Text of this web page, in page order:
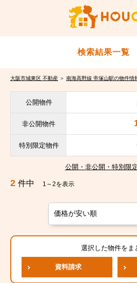
検索結果一覧
大阪市城東区 不動産 ＞ 南海高野線 帝塚山駅の物件情
公開物件
非公開物件
特別限定物件
公開・非公開・特別限
2 件中 1～2を表示
選択した物件をま
資料請求